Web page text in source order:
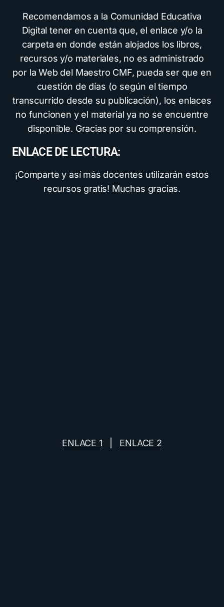
Recomendamos a la Comunidad Educativa
Digital tener en cuenta que, el enlace y/o la
carpeta en donde están alojados los libros,
recursos y/o materiales, no es administrado
por la Web del Maestro CMF, pueda ser que en
cuestión de días (o según el tiempo
transcurrido desde su publicación), los enlaces
no funcionen y el material ya no se encuentre
disponible. Gracias por su comprensión.
ENLACE DE LECTURA:
¡Comparte y así más docentes utilizarán estos
recursos gratis! Muchas gracias.
ENLACE 1 ENLACE 2